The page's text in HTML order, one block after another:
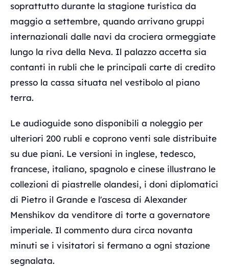
soprattutto durante la stagione turistica da
maggio a settembre, quando arrivano gruppi
internazionali dalle navi da crociera ormeggiate
lungo la riva della Neva. Il palazzo accetta sia
contanti in rubli che le principali carte di credito
presso la cassa situata nel vestibolo al piano
terra.
Le audioguide sono disponibili a noleggio per
ulteriori 200 rubli e coprono venti sale distribuite
su due piani. Le versioni in inglese, tedesco,
francese, italiano, spagnolo e cinese illustrano le
collezioni di piastrelle olandesi, i doni diplomatici
di Pietro il Grande e l'ascesa di Alexander
Menshikov da venditore di torte a governatore
imperiale. Il commento dura circa novanta
minuti se i visitatori si fermano a ogni stazione
segnalata.